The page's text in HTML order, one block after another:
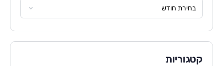
קטגוריות